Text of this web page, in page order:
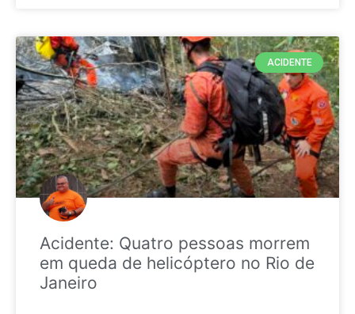
ACIDENTE
Acidente: Quatro pessoas morrem
em queda de helicóptero no Rio de
Janeiro